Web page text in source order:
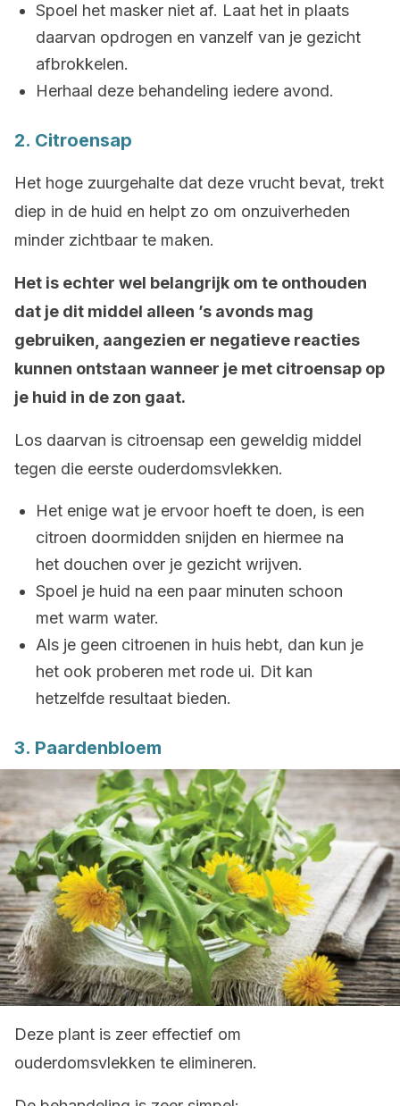
Spoel het masker niet af. Laat het in plaats
daarvan opdrogen en vanzelf van je gezicht
afbrokkelen.
Herhaal deze behandeling iedere avond.
2. Citroensap
Het hoge zuurgehalte dat deze vrucht bevat, trekt
diep in de huid en helpt zo om onzuiverheden
minder zichtbaar te maken.
Het is echter wel belangrijk om te onthouden
dat je dit middel alleen ’s avonds mag
gebruiken, aangezien er negatieve reacties
kunnen ontstaan wanneer je met citroensap op
je huid in de zon gaat.
Los daarvan is citroensap een geweldig middel
tegen die eerste ouderdomsvlekken.
Het enige wat je ervoor hoeft te doen, is een
citroen doormidden snijden en hiermee na
het douchen over je gezicht wrijven.
Spoel je huid na een paar minuten schoon
met warm water.
Als je geen citroenen in huis hebt, dan kun je
het ook proberen met rode ui. Dit kan
hetzelfde resultaat bieden.
3. Paardenbloem
Deze plant is zeer effectief om
ouderdomsvlekken te elimineren.